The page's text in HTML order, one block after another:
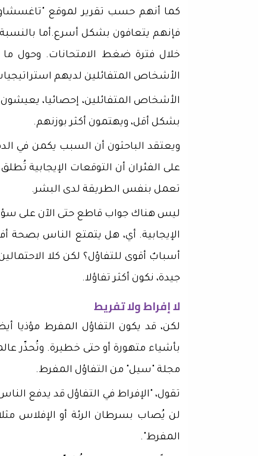
كما أنهم حسب تقرير لموقع "تاغسشاو"
فإنهم يتعافون بشكل أسرع.أما
خلال فترة ضغط الامتحانات. وحول ما
الأشخاص المتفائلين لديهم
الأشخاص المتفائلين، إحصائيا،
بشكل أقل، ويهتمون أكثر بوزنهم.
ويعتقد الباحثون أن السبب يكمن في
على الفئران أن التوقعات الإيجابية
تعمل بنفس الطريقة لدى البشر.
ليس هناك جواب قاطع حتى الآن على
الإيجابية. أي، هل يتمتع الناس بصحة
أسبابٌ أقوى للتفاؤل؟ لكن كلا
جيدة، نكون أكثر تفاؤلا.
لا إفراط ولا تفريط
لكن، قد يكون التفاؤل المفرط
بأشياء متهورة أو حتى خطيرة. وتُحذّر
مجلة "سيل" من التفاؤل المفرط.
تقول، "الإفراط في التفاؤل قد يدفع
لن يُصاب بسرطان الرئة أو الإفلاس
المفرط".